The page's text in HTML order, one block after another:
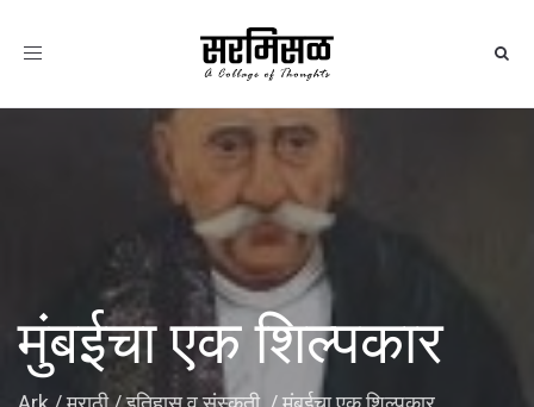
Toggle
मुंबईचा एक शिल्पकार